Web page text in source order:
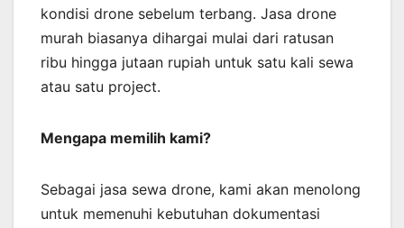
kondisi drone sebelum terbang. Jasa drone
murah biasanya dihargai mulai dari ratusan
ribu hingga jutaan rupiah untuk satu kali sewa
atau satu project.
Mengapa memilih kami?
Sebagai jasa sewa drone, kami akan menolong
untuk memenuhi kebutuhan dokumentasi